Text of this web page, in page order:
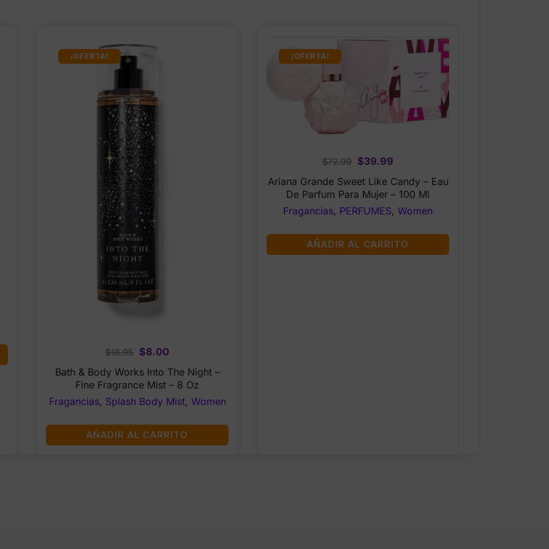
¡OFERTA!
$18.95 Original
price
was:
$18.95.
$8.00Current
price
is:
$8.00.
Bath & Body Works Into The Night –
Fine Fragrance Mist – 8 Oz
Fragancias, Splash Body Mist, Women
AÑADIR AL CARRITO
¡OFERTA!
$72.99 Original
price
was:
$72.99.
$39.99
price
is:
$39.99.
Ariana Grande Sweet Like Candy – Eau
De Parfum Para Mujer – 100 Ml
Fragancias, PERFUMES, Women
AÑADIR AL CARRITO